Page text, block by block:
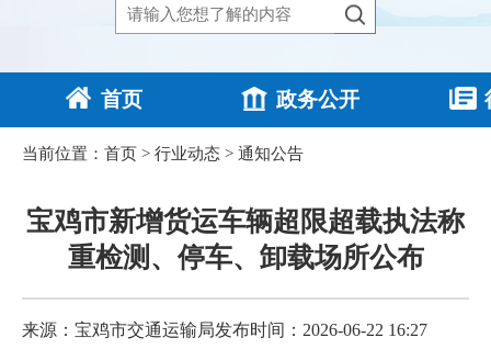
首页 政务公开
当前位置： 首页 > 行业动态 > 通知公告
宝鸡市新增货运车辆超限超载执法称
重检测、停车、卸载场所公布
来源：宝鸡市交通运输局发布时间：2026-06-22 16:27